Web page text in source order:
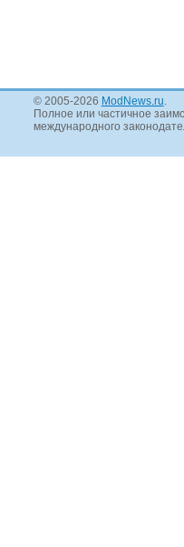
© 2005-2026 ModNews.ru
Полное или частичное
международного